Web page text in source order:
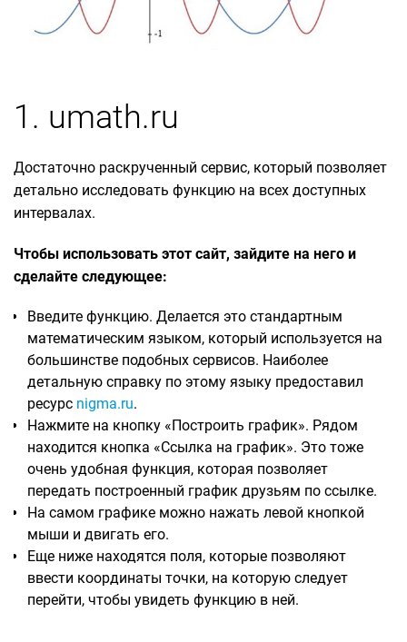
1. umath.ru
Достаточно раскрученный сервис, который позволяет
детально исследовать функцию на всех доступных
интервалах.
Чтобы использовать этот сайт, зайдите на него и
сделайте следующее:
Введите функцию. Делается это стандартным
математическим языком, который используется на
большинстве подобных сервисов. Наиболее
детальную справку по этому языку предоставил
ресурс nigma.ru.
Нажмите на кнопку «Построить график». Рядом
находится кнопка «Ссылка на график». Это тоже
очень удобная функция, которая позволяет
передать построенный график друзьям по ссылке.
На самом графике можно нажать левой кнопкой
мыши и двигать его.
Еще ниже находятся поля, которые позволяют
ввести координаты точки, на которую следует
перейти, чтобы увидеть функцию в ней.